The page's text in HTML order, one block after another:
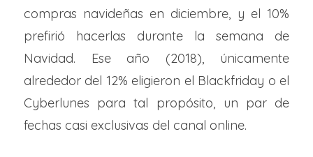
compras navideñas en diciembre, y el 10%
prefirió hacerlas durante la semana de
Navidad. Ese año (2018), únicamente
alrededor del 12% eligieron el Blackfriday o el
Cyberlunes para tal propósito, un par de
fechas casi exclusivas del canal online.